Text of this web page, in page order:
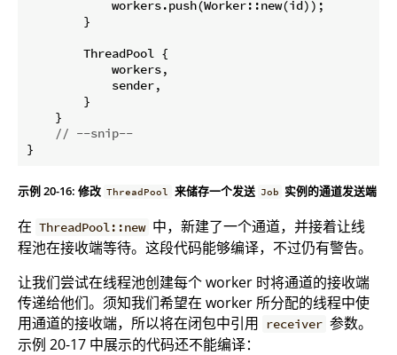
            workers.push(Worker::new(id));
        }
        ThreadPool {
            workers,
            sender,
        }
    }
// --snip--
示例 20-16: 修改 ThreadPool 来储存一个发送 Job 实例的通道发送端
在 ThreadPool::new 中，新建了一个通道，并接着让线
程池在接收端等待。这段代码能够编译，不过仍有警告。
让我们尝试在线程池创建每个 worker 时将通道的接收端
传递给他们。须知我们希望在 worker 所分配的线程中使
用通道的接收端，所以将在闭包中引用
receiver 参数。
示例 20-17 中展示的代码还不能编译：